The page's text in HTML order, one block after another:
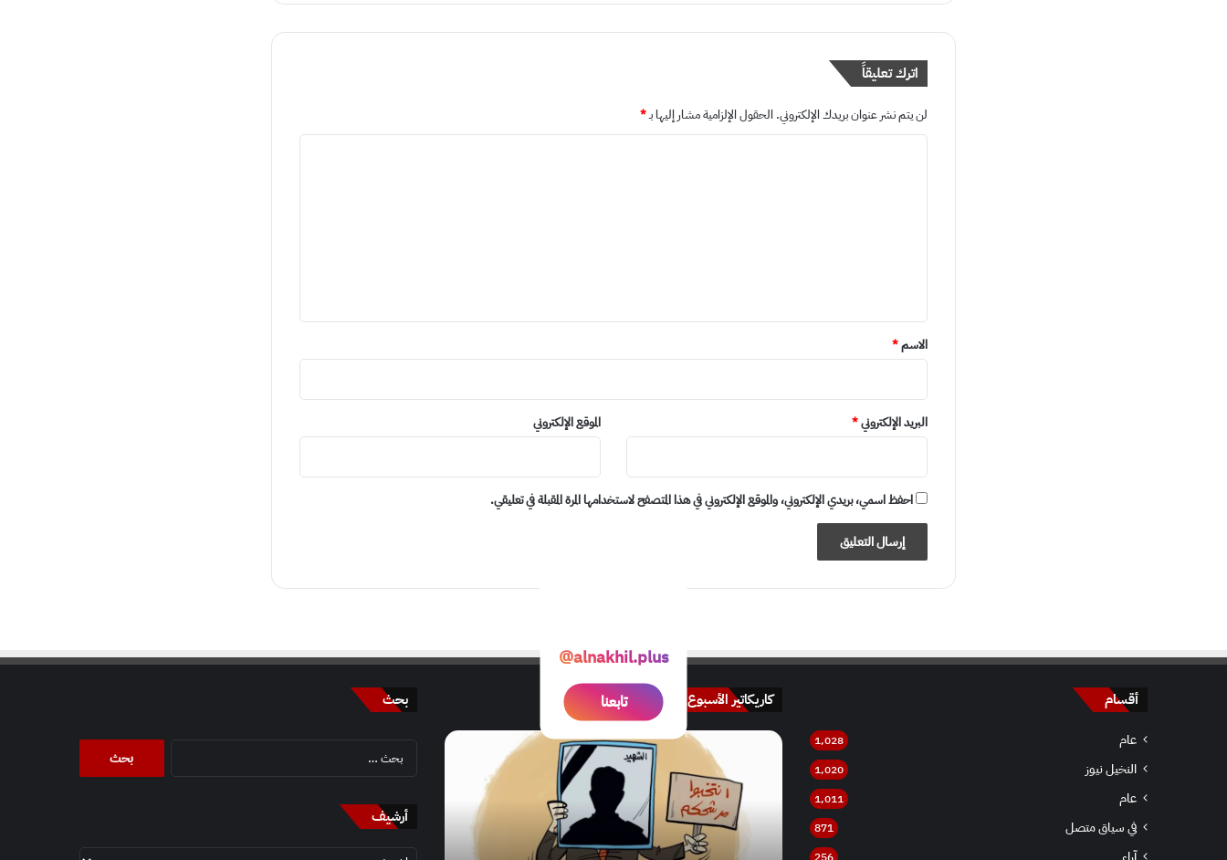
اترك تعليقاً
لن يتم نشر عنوان بريدك الإلكتروني. الحقول الإلزامية مشار إليها بـ*
*
الاسم*
البريد الإلكتروني* الموقع الإلكتروني
احفظ اسمي، بريدي الإلكتروني، والموقع الإلكتروني في هذا المتصفح لاستخدامها المرة المقبلة في تعليقي.
@alnakhil.plus
تابعنا أقسام
عام 1٬028
النخيل نيوز 1٬020
عام 1٬011
في سياق متصل 871
کاريکاتير الأسبوع
كاريكاتير
بحث
أرشيف أرشيف